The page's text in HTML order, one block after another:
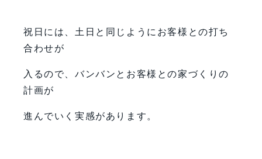
祝日には、土日と同じようにお客様との打ち
合わせが
入るので、バンバンとお客様との家づくりの
計画が
進んでいく実感があります。